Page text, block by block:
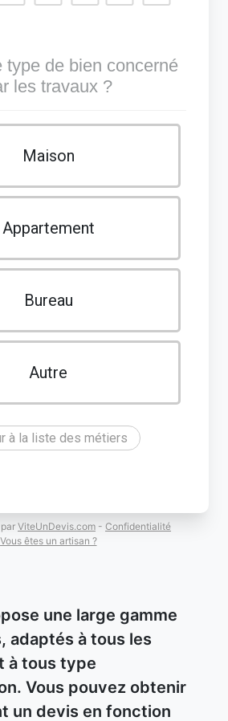
type de bien concerné
les travaux ?
Maison
Appartement
Bureau
Autre
à la liste des métiers
ViteUnDevis.com - Confidentialité
Vous êtes un artisan ?
une large gamme
adaptés à tous les
à tous type
Vous pouvez obtenir
un devis en fonction